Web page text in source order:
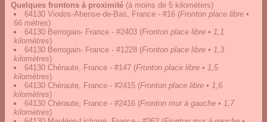
Quelques frontons à proximité (à moins de 5 kilomèters)
64130 Viodos-Abense-de-Bas, France - #16 (Fronton place libre •
66 mètres)
64130 Berrogain- France - #2403 (Fronton place libre • 1,1
kilomètres)
64130 Berrogain- France - #1228 (Fronton place libre • 1,3
kilomètres)
64130 Chéraute, France - #147 (Fronton place libre • 1,5
kilomètres)
64130 Chéraute, France - #2415 (Fronton place libre • 1,6
kilomètres)
64130 Chéraute, France - #2416 (Fronton mur à gauche • 1,7
kilomètres)